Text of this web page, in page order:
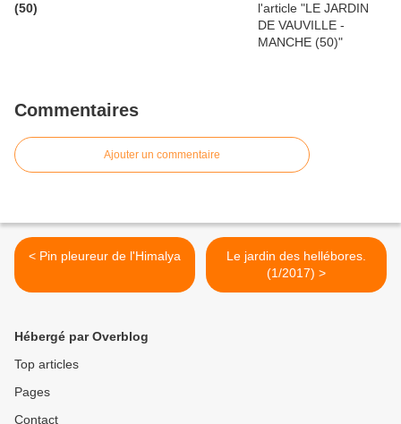
(50)
Commentaires
Ajouter un commentaire
< Pin pleureur de l'Himalya
Le jardin des hellébores.
(1/2017) >
Hébergé par Overblog
Top articles
Pages
Contact